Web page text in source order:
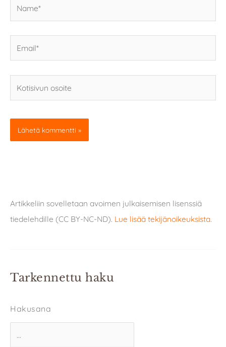
osoite
Artikkeliin sovelletaan avoimen julkaisemisen lisenssiä
tiedelehdille (CC BY-NC-ND). Lue lisää tekijänoikeuksista.
Tarkennettu haku
Hakusana